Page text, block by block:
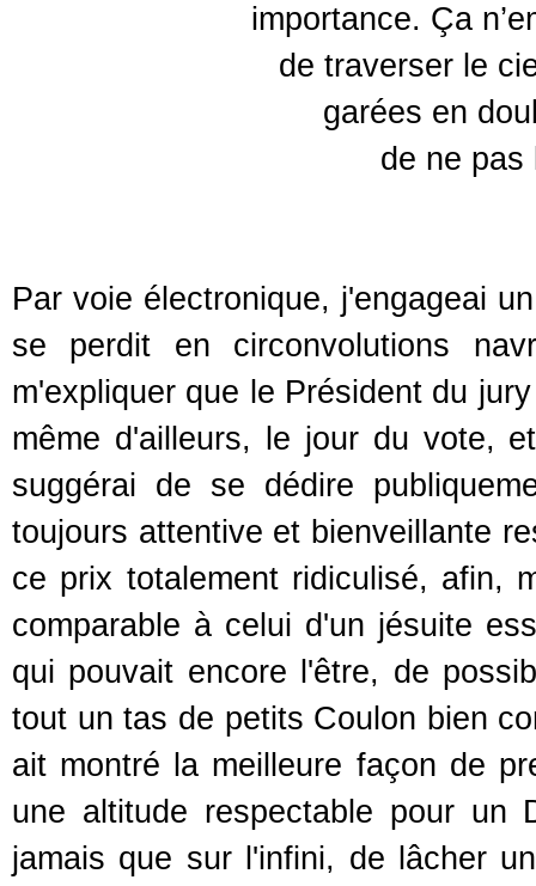
importance. Ça
de traverser le
garées en
de ne
Par voie électronique, j'engageai
se perdit en circonvolutions
m'expliquer que le Président du
même d'ailleurs, le jour du vote,
suggérai de se dédire
toujours attentive et bienveillante
ce prix totalement ridiculisé, afin,
comparable à celui d'un jésuite
qui pouvait encore l'être, de
tout un tas de petits Coulon bien
ait montré la meilleure façon de
une altitude respectable pour un
jamais que sur l'infini, de lâcher